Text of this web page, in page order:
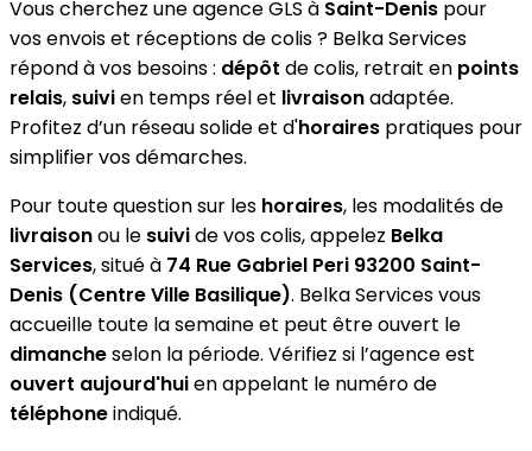
Vous cherchez une agence GLS à Saint-Denis pour
vos envois et réceptions de colis ? Belka Services
répond à vos besoins : dépôt de colis, retrait en points
relais, suivien temps réel et livraisonadaptée.
Profitez d’un réseau solide et d'horaires pratiques pour
simplifier vos démarches.
Pour toute question sur les horaires, les modalités de
livraisonou le suivide vos colis, appelez Belka
Services, situé à 74 Rue Gabriel Peri 93200 Saint-
Denis (Centre Ville Basilique). Belka Services vous
accueille toute la semaine et peut être ouvert le
dimancheselon la période. Vérifiez si l’agence est
ouvert aujourd'huien appelant le numéro de
téléphoneindiqué.